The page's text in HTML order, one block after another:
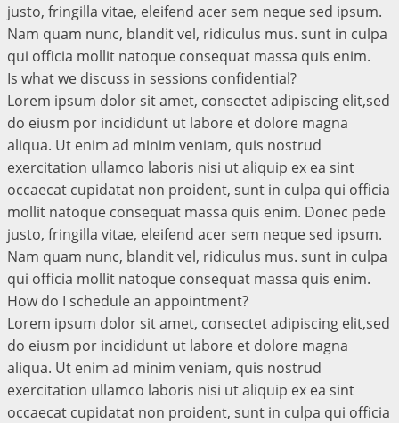
justo, fringilla vitae, eleifend acer sem neque sed ipsum.
Nam quam nunc, blandit vel, ridiculus mus. sunt in culpa
qui officia mollit natoque consequat massa quis enim.
Is what we discuss in sessions confidential?
Lorem ipsum dolor sit amet, consectet adipiscing elit,sed
do eiusm por incididunt ut labore et dolore magna
aliqua. Ut enim ad minim veniam, quis nostrud
exercitation ullamco laboris nisi ut aliquip ex ea sint
occaecat cupidatat non proident, sunt in culpa qui officia
mollit natoque consequat massa quis enim. Donec pede
justo, fringilla vitae, eleifend acer sem neque sed ipsum.
Nam quam nunc, blandit vel, ridiculus mus. sunt in culpa
qui officia mollit natoque consequat massa quis enim.
How do I schedule an appointment?
Lorem ipsum dolor sit amet, consectet adipiscing elit,sed
do eiusm por incididunt ut labore et dolore magna
aliqua. Ut enim ad minim veniam, quis nostrud
exercitation ullamco laboris nisi ut aliquip ex ea sint
occaecat cupidatat non proident, sunt in culpa qui officia